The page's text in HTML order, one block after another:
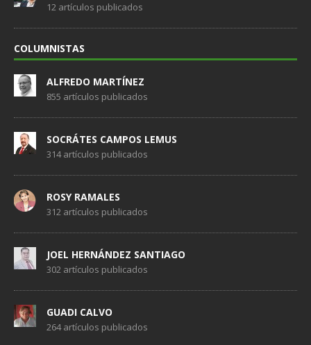
12 artículos publicados
COLUMNISTAS
ALFREDO MARTÍNEZ
855 artículos publicados
SOCRÁTES CAMPOS LEMUS
314 artículos publicados
ROSY RAMALES
312 artículos publicados
JOEL HERNÁNDEZ SANTIAGO
302 artículos publicados
GUADI CALVO
264 artículos publicados